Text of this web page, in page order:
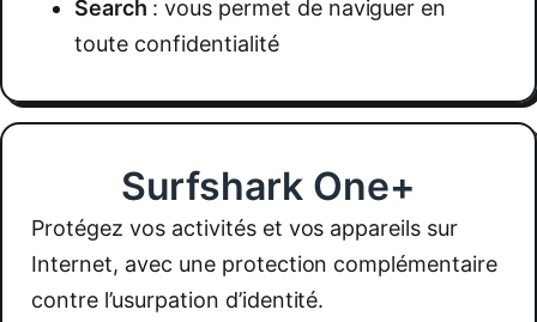
Search : vous permet de naviguer en
toute confidentialité
Surfshark One+
Protégez vos activités et vos appareils sur
Internet, avec une protection complémentaire
contre l’usurpation d’identité.